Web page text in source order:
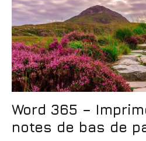
Word 365 –
notes de bas de